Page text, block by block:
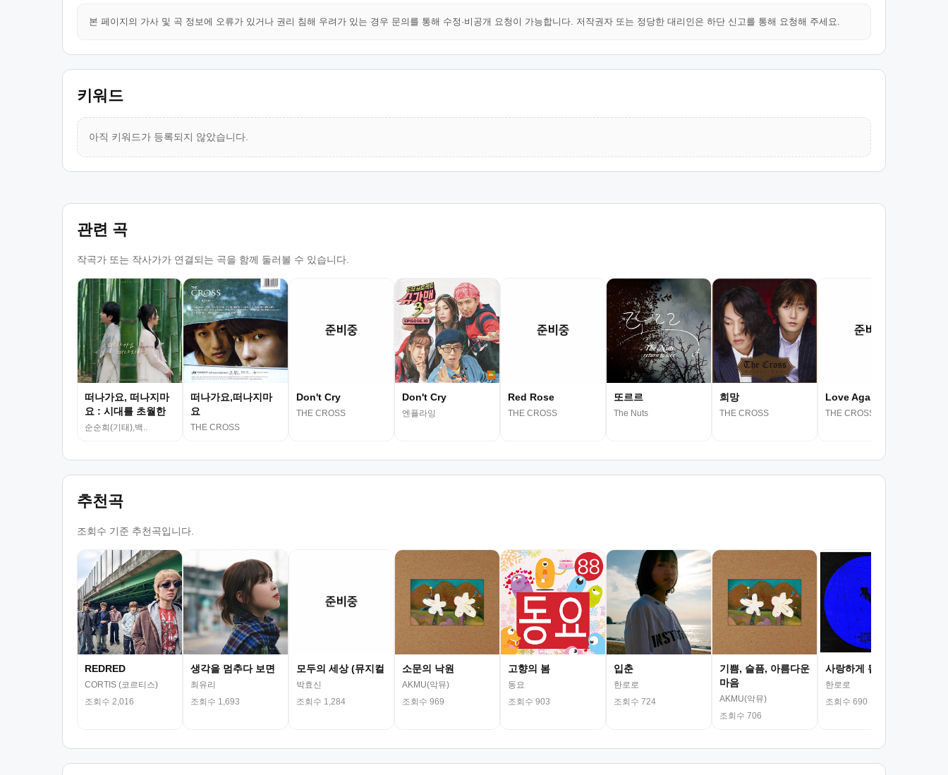
본 페이지의 가사 및 곡 정보에 오류가 있거나 권리 침해 우려가 있는 경우 문의를 통해 수정·비공개 요청이 가능합니다. 저작권자 또는 정당한 대리인은 하단 신고를 통해 요청해 주세요.
키워드
아직 키워드가 등록되지 않았습니다.
관련 곡
작곡가 또는 작사가가 연결되는 곡을 함께 둘러볼 수 있습니다.
떠나가요, 떠나지마
요 : 시대를 초월한
마음
순순희(기태),백..
떠나가요,떠나지마
요
THE CROSS
Don't Cry
THE CROSS
Don't Cry
엔플라잉
Red Rose
THE CROSS
또르르
The Nuts
희망
THE CROSS
Love Again
THE CROSS
추천곡
조회수 기준 추천곡입니다.
REDRED
CORTIS (코르티스)
조회수 2,016
생각을 멈추다 보면
최유리
조회수 1,693
모두의 세상 (뮤지컬
박효신
조회수 1,284
소문의 낙원
AKMU(악뮤)
조회수 969
고향의 봄
동요
조회수 903
입춘
한로로
조회수 724
기쁨, 슬픔, 아름다운
마음
AKMU(악뮤)
조회수 706
사랑하게 될 거야
한로로
조회수 690